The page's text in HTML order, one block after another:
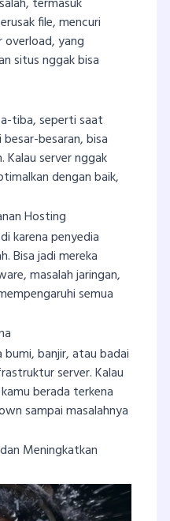
file, mencuri
yang
situs nggak bisa
tiba, seperti saat
besaran, bisa
Kalau server nggak
dengan baik,
Hosting
karena penyedia
Bisa jadi mereka
masalah jaringan,
semua
banjir, atau badai
server. Kalau
berada terkena
sampai masalahnya
Meningkatkan